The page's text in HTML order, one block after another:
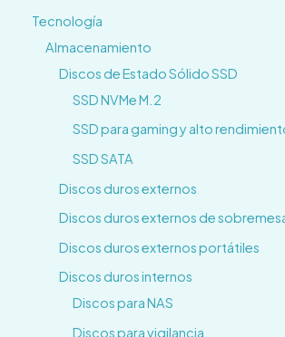
Tecnología
Almacenamiento
Discos de Estado Sólido SSD
SSD NVMe M.2
SSD para gaming y alto
SSD SATA
Discos duros externos
Discos duros externos de
Discos duros externos portátiles
Discos duros internos
Discos para NAS
Discos para vigilancia